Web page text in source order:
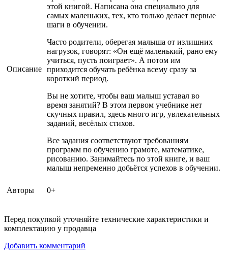
Описание
этой книгой. Написана она специально для
самых маленьких, тех, кто только делает первые
шаги в обучении.
Часто родители, оберегая малыша от излишних
нагрузок, говорят: «Он ещё маленький, рано ему
учиться, пусть поиграет». А потом им
приходится обучать ребёнка всему сразу за
короткий период.
Вы не хотите, чтобы ваш малыш уставал во
время занятий? В этом первом учебнике нет
скучных правил, здесь много игр, увлекательных
заданий, весёлых стихов.
Все задания соответствуют требованиям
программ по обучению грамоте, математике,
рисованию. Занимайтесь по этой книге, и ваш
малыш непременно добьётся успехов в обучении.
Авторы 0+
Перед покупкой уточняйте технические характеристики и
комплектацию у продавца
Добавить комментарий